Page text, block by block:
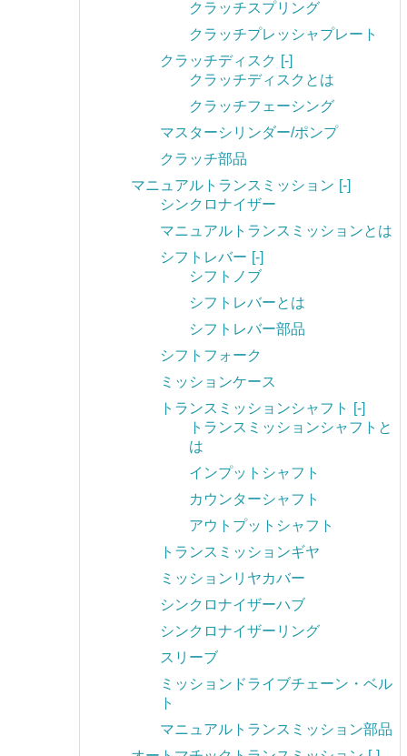
クラッチスプリング
クラッチプレッシャプレート
クラッチディスク [-]
クラッチディスクとは
クラッチフェーシング
マスターシリンダー/ポンプ
クラッチ部品
マニュアルトランスミッション [-]
シンクロナイザー
マニュアルトランスミッションとは
シフトレバー [-]
シフトノブ
シフトレバーとは
シフトレバー部品
シフトフォーク
ミッションケース
トランスミッションシャフト
[-]
トランスミッションシャフトと
は
インプットシャフト
カウンターシャフト
アウトプットシャフト
トランスミッションギヤ
ミッションリヤカバー
シンクロナイザーハブ
シンクロナイザーリング
スリーブ
ミッションドライブチェーン・ベル
ト
マニュアルトランスミッション部品